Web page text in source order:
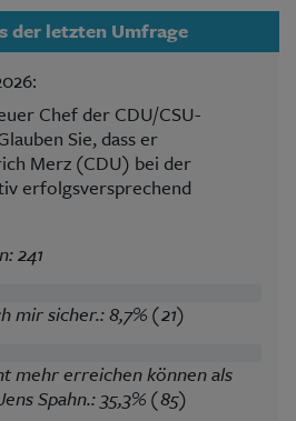
der letzten Umfrage
Chef der CDU/CSU-
Sie, dass er
Merz (CDU) bei der
erfolgsversprechend
241
mir sicher.: 8,7% (21)
mehr erreichen können als
Spahn.: 35,3% (85)